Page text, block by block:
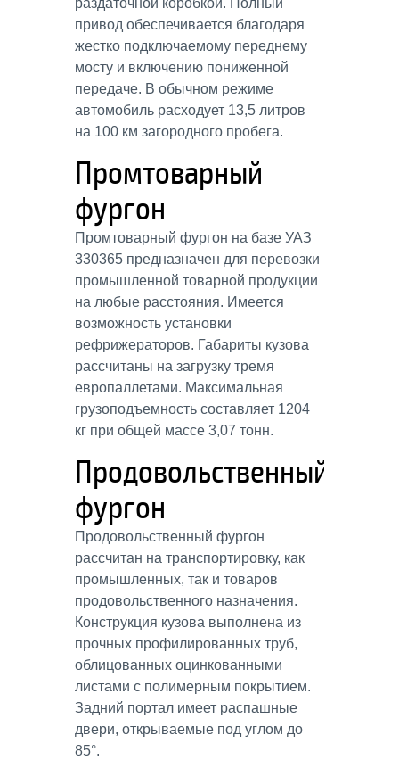
раздаточной коробкой. Полный
привод обеспечивается благодаря
жестко подключаемому переднему
мосту и включению пониженной
передаче. В обычном режиме
автомобиль расходует 13,5 литров
на 100 км загородного пробега.
Промтоварный
фургон
Промтоварный фургон на базе УАЗ
330365 предназначен для перевозки
промышленной товарной продукции
на любые расстояния. Имеется
возможность установки
рефрижераторов. Габариты кузова
рассчитаны на загрузку тремя
европаллетами. Максимальная
грузоподъемность составляет 1204
кг при общей массе 3,07 тонн.
Продовольственный
фургон
Продовольственный фургон
рассчитан на транспортировку, как
промышленных, так и товаров
продовольственного назначения.
Конструкция кузова выполнена из
прочных профилированных труб,
облицованных оцинкованными
листами с полимерным покрытием.
Задний портал имеет распашные
двери, открываемые под углом до
85°.